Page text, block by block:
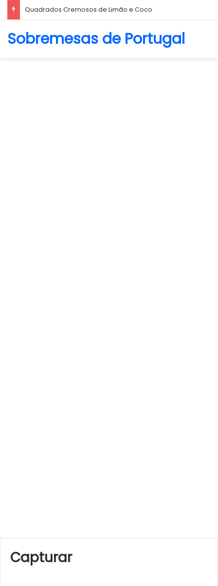
Quadrados Cremosos de Limão e Coco
Sobremesas de Portugal
Capturar